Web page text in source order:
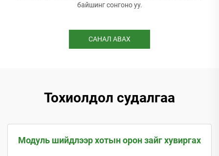
байшинг сонгоно уу.
САНАЛ АВАХ
Тохиолдол судалгаа
Модуль шийдлээр хотын орон зайг хувиргах